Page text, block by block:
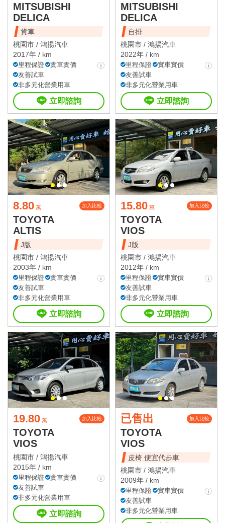
MITSUBISHI
DELICA
貨車
桃園市 / 鴻揚汽車
2017年 / km
里程保證
實車實價
友善試車
非多元化營業用車
立即諮詢
MITSUBISHI
DELICA
自排
桃園市 / 鴻揚汽車
2022年 / km
里程保證
實車實價
友善試車
非多元化營業用車
立即諮詢
8.80 萬 加入比較
TOYOTA
ALTIS
J版
桃園市 / 鴻揚汽車
2003年 / km
里程保證
實車實價
友善試車
非多元化營業用車
立即諮詢
15.80 萬 加入比較
TOYOTA
VIOS
J版
桃園市 / 鴻揚汽車
2012年 / km
里程保證
實車實價
友善試車
非多元化營業用車
立即諮詢
19.80 萬 加入比較
TOYOTA
VIOS
桃園市 / 鴻揚汽車
2015年 / km
里程保證
實車實價
友善試車
非多元化營業用車
立即諮詢
已售出 加入比較
TOYOTA
VIOS
皮椅 便宜代步車
桃園市 / 鴻揚汽車
2009年 / km
里程保證
實車實價
友善試車
非多元化營業用車